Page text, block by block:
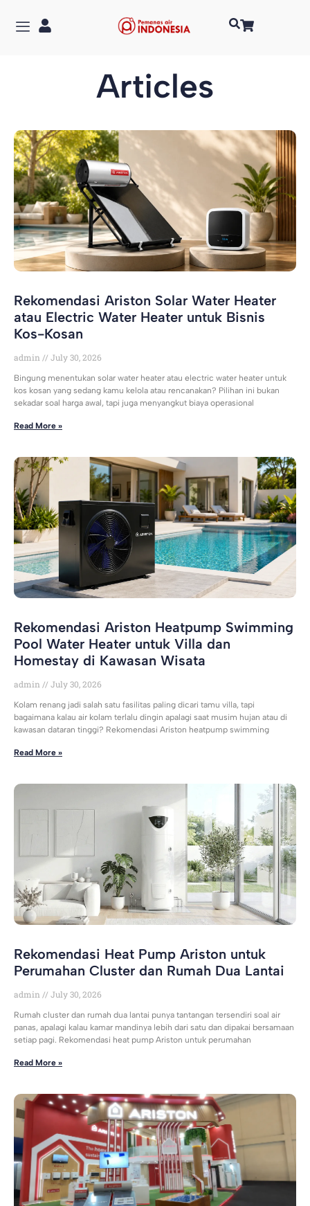
Articles
Rekomendasi Ariston Solar Water Heater
atau Electric Water Heater untuk Bisnis
Kos-Kosan
admin July 30, 2026
Bingung menentukan solar water heater atau electric water heater untuk
kos kosan yang sedang kamu kelola atau rencanakan? Pilihan ini bukan
sekadar soal harga awal, tapi juga menyangkut biaya operasional
Read More »
Rekomendasi Ariston Heatpump Swimming
Pool Water Heater untuk Villa dan
Homestay di Kawasan Wisata
admin July 30, 2026
Kolam renang jadi salah satu fasilitas paling dicari tamu villa, tapi
bagaimana kalau air kolam terlalu dingin apalagi saat musim hujan atau di
kawasan dataran tinggi? Rekomendasi Ariston heatpump swimming
Read More »
Rekomendasi Heat Pump Ariston untuk
Perumahan Cluster dan Rumah Dua Lantai
admin July 30, 2026
Rumah cluster dan rumah dua lantai punya tantangan tersendiri soal air
panas, apalagi kalau kamar mandinya lebih dari satu dan dipakai bersamaan
setiap pagi. Rekomendasi heat pump Ariston untuk perumahan
Read More »